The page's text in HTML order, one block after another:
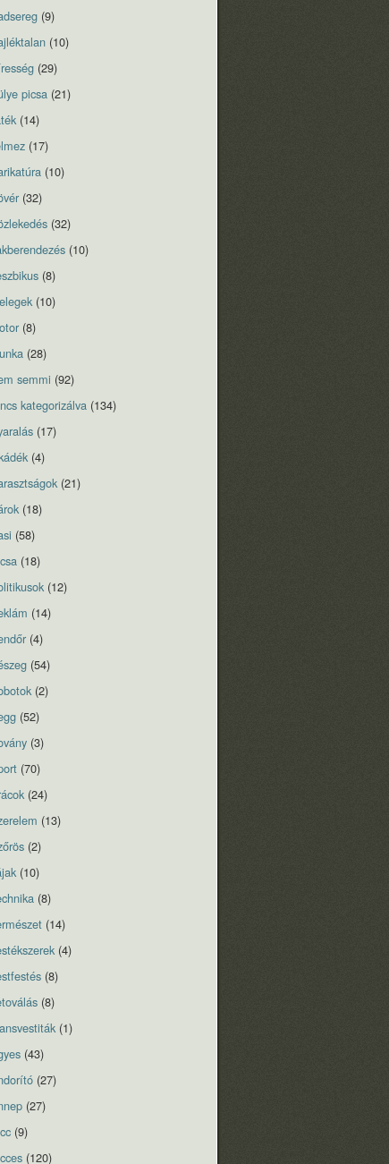
(9)
(10)
(29)
picsa (21)
(14)
(17)
(10)
(32)
(32)
(10)
(8)
(10)
(8)
(28)
semmi (92)
kategorizálva (134)
(17)
(4)
(21)
(18)
(58)
(18)
(12)
(14)
(4)
(54)
(2)
(52)
(3)
(70)
(24)
(13)
(2)
(10)
(8)
(14)
(4)
(8)
(8)
(1)
(43)
(27)
(27)
(9)
(120)